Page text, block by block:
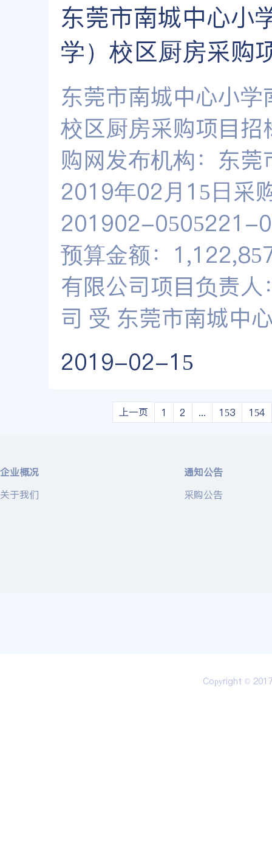
东莞市南城中心小
学）校区厨房采购
东莞市南城中心小
校区厨房采购项目
购网发布机构：东
2019年02月15日采
201902-0505221-
预算金额：
有限公司项目负责
司 受 东莞市南城中
2019-02-15
上一页 1 2 ... 153 154
企业概况
关于我们
通知公告
采购公告
Copyright ©